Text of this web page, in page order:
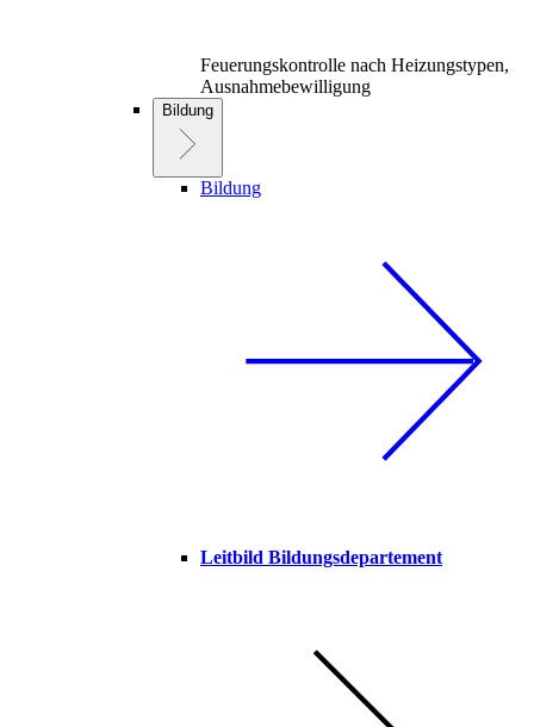
Feuerungskontrolle nach Heizungstypen,
Ausnahmebewilligung
Bildung
Bildung
Leitbild Bildungsdepartement